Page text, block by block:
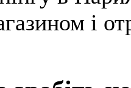
і